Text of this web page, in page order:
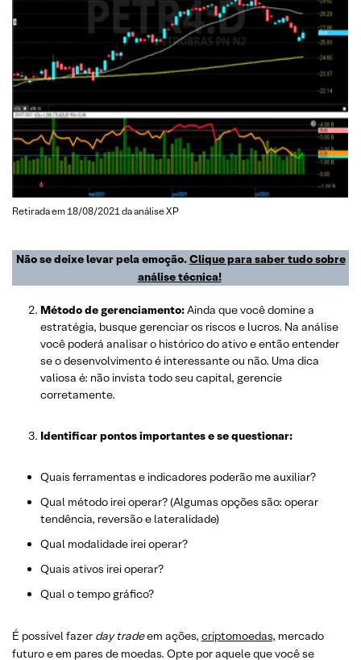
Retirada em 18/08/2021 da análise XP
Não se deixe levar pela emoção.Clique para saber tudo sobre
análise técnica!
Método de gerenciamento:Ainda que você domine a
estratégia, busque gerenciar os riscos e lucros. Na análise
você poderá analisar o histórico do ativo e então entender
se o desenvolvimento é interessante ou não. Uma dica
valiosa é: não invista todo seu capital, gerencie
corretamente.
Identificar pontos importantes e se questionar:
Quais ferramentas e indicadores poderão me auxiliar?
Qual método irei operar? (Algumas opções são: operar
tendência, reversão e lateralidade)
Qual modalidade irei operar?
Quais ativos irei operar?
Qual o tempo gráfico?
É possível fazer day tradeem ações, criptomoedas, mercado
futuro e em pares de moedas. Opte por aquele que você se